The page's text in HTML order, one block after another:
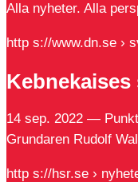
Alla nyheter. Alla
http s://www.dn.se ›
14 sep. 2022 —
Grundaren Rudolf
http s://hsr.se ›